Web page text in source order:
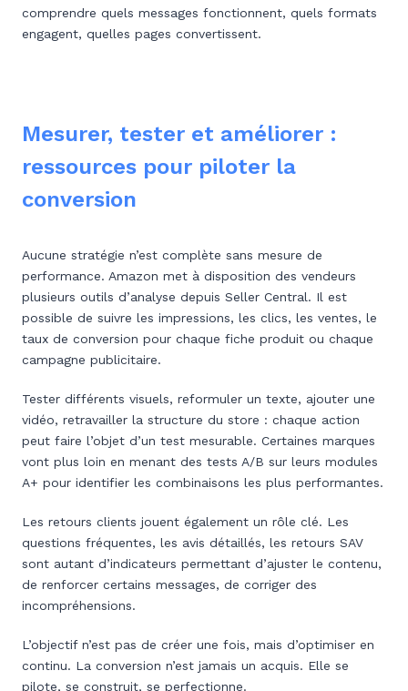
comprendre quels messages fonctionnent, quels formats
engagent, quelles pages convertissent.
Mesurer, tester et améliorer :
ressources pour piloter la
conversion
Aucune stratégie n’est complète sans mesure de
performance. Amazon met à disposition des vendeurs
plusieurs outils d’analyse depuis Seller Central. Il est
possible de suivre les impressions, les clics, les ventes, le
taux de conversion pour chaque fiche produit ou chaque
campagne publicitaire.
Tester différents visuels, reformuler un texte, ajouter une
vidéo, retravailler la structure du store : chaque action
peut faire l’objet d’un test mesurable. Certaines marques
vont plus loin en menant des tests A/B sur leurs modules
A+ pour identifier les combinaisons les plus performantes.
Les retours clients jouent également un rôle clé. Les
questions fréquentes, les avis détaillés, les retours SAV
sont autant d’indicateurs permettant d’ajuster le contenu,
de renforcer certains messages, de corriger des
incompréhensions.
L’objectif n’est pas de créer une fois, mais d’optimiser en
continu. La conversion n’est jamais un acquis. Elle se
pilote, se construit, se perfectionne.